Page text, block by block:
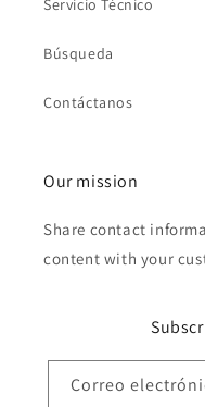
Servicio Técnico
Búsqueda
Contáctanos
Our mission
Share contact
content with your
Correo